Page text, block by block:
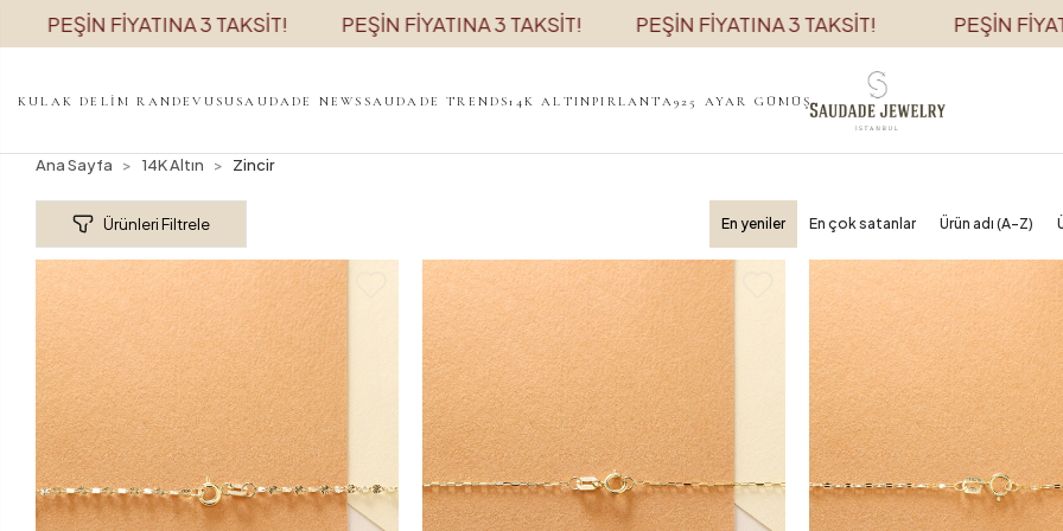
3 TAKSİT! PEŞİN FİYATINA 3 TAKSİT! PEŞİN FİYATINA 3 TAKSİT! PEŞİN FİYATINA 3
KULAK DELİM RANDEVUSUSAUDADE NEWS SAUDADE TRENDS14K ALTINPIRLANTA 925 AYAR GÜMÜŞ
Ana Sayfa 14K Altın Zincir
Ürünleri Filtrele En yeniler En çok satanlar Ürün adı (A-Z)